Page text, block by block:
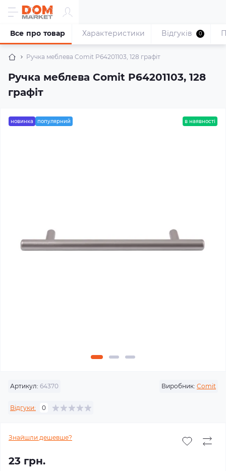
Ручка меблева Comit P64201103, 128 графіт
Ручка меблева Comit P64201103, 128
графіт
Все про товар Характеристики Відгуків 0
новинка популярний в наявності
Артикул: 64370 Виробник: Comit
Відгуки: 0
Знайшли дешевше?
23 грн.